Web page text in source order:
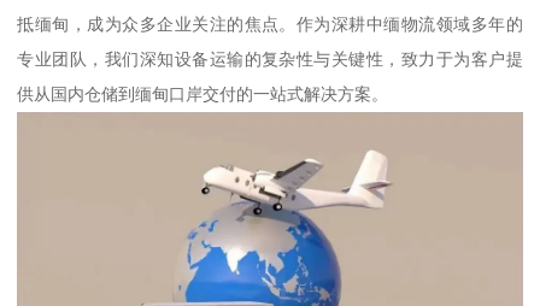
抵缅甸，成为众多企业关注的焦点。作为深耕中缅物流领域多年的
专业团队，我们深知设备运输的复杂性与关键性，致力于为客户提
供从国内仓储到缅甸口岸交付的一站式解决方案。